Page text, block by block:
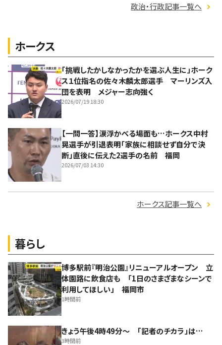
政治・行政記事一覧へ
ホークス
「挑戦したかしなかったかを選ぶ人生に」ホーク
ス１位指名の佐々木麟太郎選手 マーリンズ入
団を表明 メジャー志向強く
2026/07/19 18:30
【一問一答】涙浮かべる場面も…ホークス中村
晃選手が引退表明「家族に相談せず自分で決
断」直後に伝えた2選手の名前 福岡
2026/07/03 14:30
ホークス記事一覧へ
暮らし
博多駅前『明治公園』リニューアルオープン 立
体園路に飲食店も 「1日のさまざまなシーンで
利用してほしい」 福岡市
1時間前
きょう午後4時49分～ 「記者のチカラ」は…
3時間前